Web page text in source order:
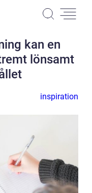
kan en
lönsamt
inspiration